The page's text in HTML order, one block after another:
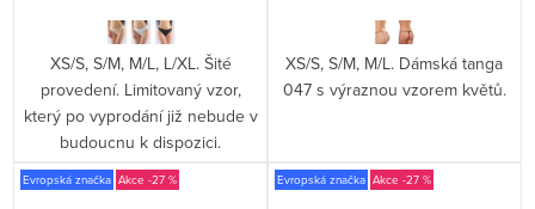
XS/S, S/M, M/L, L/XL. Šité
provedení. Limitovaný vzor,
který po vyprodání již nebude v
budoucnu k dispozici.
XS/S, S/M, M/L. Dámská tanga
047 s výraznou vzorem květů.
Evropská značka -27 % Evropská značka -27 %